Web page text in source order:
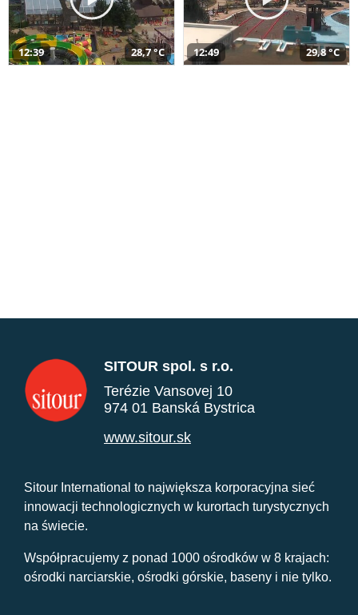
12:39 28,7 °C 12:49 29,8 °C
SITOUR spol. s r.o.
Terézie Vansovej 10
974 01 Banská Bystrica
www.sitour.sk
Sitour International to największa korporacyjna sieć
innowacji technologicznych w kurortach turystycznych
na świecie.
Współpracujemy z ponad 1000 ośrodków w 8 krajach:
ośrodki narciarskie, ośrodki górskie, baseny i nie tylko.